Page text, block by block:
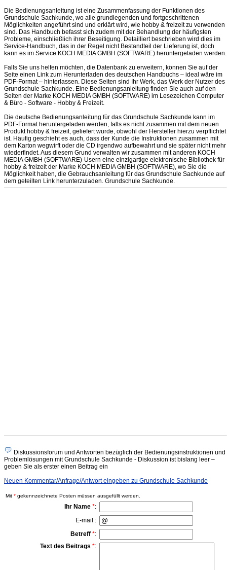
Die Bedienungsanleitung ist eine Zusammenfassung der Funktionen des
Grundschule Sachkunde, wo alle grundlegenden und fortgeschrittenen
Möglichkeiten angeführt sind und erklärt wird, wie hobby & freizeit zu verwenden
sind. Das Handbuch befasst sich zudem mit der Behandlung der häufigsten
Probleme, einschließlich ihrer Beseitigung. Detailliert beschrieben wird dies im
Service-Handbuch, das in der Regel nicht Bestandteil der Lieferung ist, doch
kann es im Service KOCH MEDIA GMBH (SOFTWARE) heruntergeladen werden.
Falls Sie uns helfen möchten, die Datenbank zu erweitern, können Sie auf der
Seite einen Link zum Herunterladen des deutschen Handbuchs – ideal wäre im
PDF-Format – hinterlassen. Diese Seiten sind Ihr Werk, das Werk der Nutzer des
Grundschule Sachkunde. Eine Bedienungsanleitung finden Sie auch auf den
Seiten der Marke KOCH MEDIA GMBH (SOFTWARE) im Lesezeichen Computer
& Büro - Software - Hobby & Freizeit.
Die deutsche Bedienungsanleitung für das Grundschule Sachkunde kann im
PDF-Format heruntergeladen werden, falls es nicht zusammen mit dem neuen
Produkt hobby & freizeit, geliefert wurde, obwohl der Hersteller hierzu verpflichtet
ist. Häufig geschieht es auch, dass der Kunde die Instruktionen zusammen mit
dem Karton wegwirft oder die CD irgendwo aufbewahrt und sie später nicht mehr
wiederfindet. Aus diesem Grund verwalten wir zusammen mit anderen KOCH
MEDIA GMBH (SOFTWARE)-Usern eine einzigartige elektronische Bibliothek für
hobby & freizeit der Marke KOCH MEDIA GMBH (SOFTWARE), wo Sie die
Möglichkeit haben, die Gebrauchsanleitung für das Grundschule Sachkunde auf
dem geteilten Link herunterzuladen. Grundschule Sachkunde.
Diskussionsforum und Antworten bezüglich der Bedienungsinstruktionen und
Problemlösungen mit Grundschule Sachkunde - Diskussion ist bislang leer –
geben Sie als erster einen Beitrag ein
Neuen Kommentar/Anfrage/Antwort eingeben zu Grundschule Sachkunde
Mit * gekennzeichnete Posten müssen ausgefüllt werden.
Ihr Name *:
E-mail :
Betreff *:
Text des Beitrags *: